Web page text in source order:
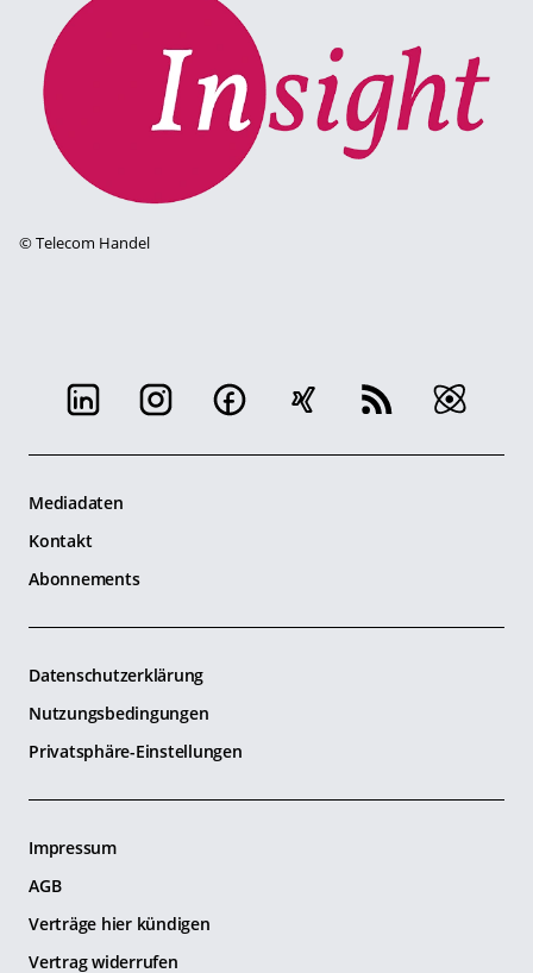
©Telecom Handel
Mediadaten
Kontakt
Abonnements
Datenschutzerklärung
Nutzungsbedingungen
Privatsphäre-Einstellungen
Impressum
AGB
Verträge hier kündigen
Vertrag widerrufen